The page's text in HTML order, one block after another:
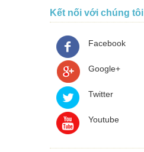
Kết nối với chúng tôi
Facebook
Google+
Twitter
Youtube